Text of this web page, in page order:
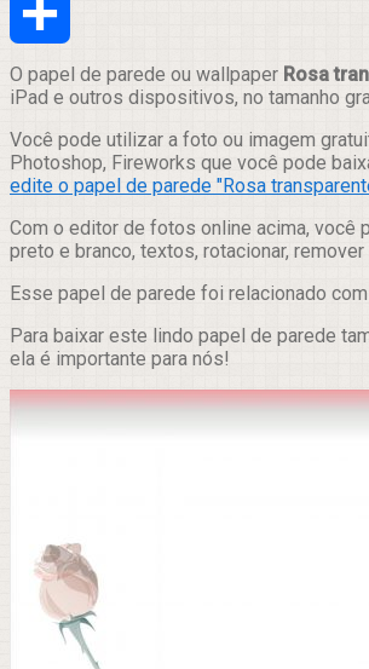
Email
Compartilhar
O papel de parede ou wallpaper Rosa
iPad e outros dispositivos, no tamanho
Você pode utilizar a foto ou imagem
Photoshop, Fireworks que você pode
edite o papel de parede "Rosa
Com o editor de fotos online acima, você
preto e branco, textos, rotacionar,
Esse papel de parede foi relacionado
Para baixar este lindo papel de parede
ela é importante para nós!